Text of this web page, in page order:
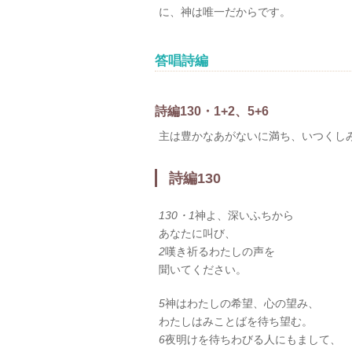
に、神は唯一だからです。
答唱詩編
詩編130・1+2、5+6
主は豊かなあがないに満ち、いつくし
詩編130
130・1神よ、深いふちから
あなたに叫び、
2嘆き祈るわたしの声を
聞いてください。
5神はわたしの希望、心の望み、
わたしはみことばを待ち望む。
6夜明けを待ちわびる人にもまして、